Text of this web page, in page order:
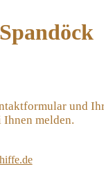
und
melden.